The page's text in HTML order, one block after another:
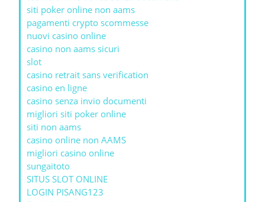
siti poker online non aams
pagamenti crypto scommesse
nuovi casino online
casino non aams sicuri
slot
casino retrait sans verification
casino en ligne
casino senza invio documenti
migliori siti poker online
siti non aams
casino online non AAMS
migliori casino online
sungaitoto
SITUS SLOT ONLINE
LOGIN PISANG123